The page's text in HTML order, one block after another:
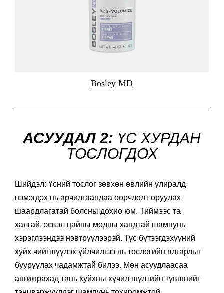
Bosley MD
АСУУДАЛ 2: ҮС ХУРДАН
ТОСЛОГДОХ
Шийдэл: Үсний тослог зөвхөн өвлийн улиралд
нэмэгдэх нь арчилгаандаа өөрчлөлт оруулах
шаардлагатай болсны дохио юм. Тиймээс та
халгай, эсвэл цайны модны хандтай шампунь
хэрэглээндээ нэвтрүүлээрэй. Тус бүтээгдэхүүний
хуйх чийгшүүлэх үйлчилгээ нь тослогийн ялгарлыг
бууруулах чадамжтай билээ. Мөн асуудлаасаа
ангижрахад тань хуйхны хүчил шүлтийн түвшнийг